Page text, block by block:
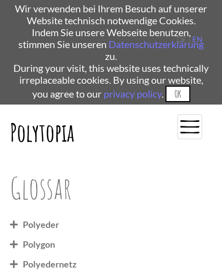
Wir verwenden bei Ihrem Besuch auf unserer
Website technisch notwendige Cookies.
Indem Sie unsere Webseite benutzen,
stimmen Sie unseren Datenschutzerklärung
zu.
During your visit, this website uses technically
irreplaceable cookies. By using our website,
you agree to our privacy policy. OK
Polytopia
DE | EN
Glossar
Polyeder
Polygon
Polyedernetz